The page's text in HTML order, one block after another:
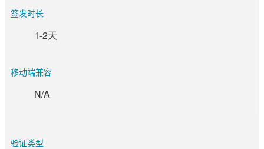
签发时长
1-2天
移动端兼容
N/A
验证类型